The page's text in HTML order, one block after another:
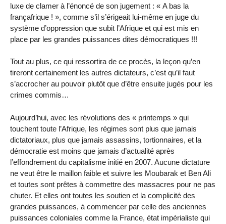
luxe de clamer à l’énoncé de son jugement : « A bas la
françafrique ! », comme s’il s’érigeait lui-même en juge du
système d’oppression que subit l’Afrique et qui est mis en
place par les grandes puissances dites démocratiques !!!
Tout au plus, ce qui ressortira de ce procès, la leçon qu’en
tireront certainement les autres dictateurs, c’est qu’il faut
s’accrocher au pouvoir plutôt que d’être ensuite jugés pour les
crimes commis…
Aujourd’hui, avec les révolutions des « printemps » qui
touchent toute l’Afrique, les régimes sont plus que jamais
dictatoriaux, plus que jamais assassins, tortionnaires, et la
démocratie est moins que jamais d’actualité après
l’effondrement du capitalisme initié en 2007. Aucune dictature
ne veut être le maillon faible et suivre les Moubarak et Ben Ali
et toutes sont prêtes à commettre des massacres pour ne pas
chuter. Et elles ont toutes les soutien et la complicité des
grandes puissances, à commencer par celle des anciennes
puissances coloniales comme la France, état impérialiste qui